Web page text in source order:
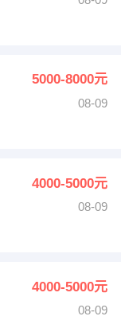
5000-8000元
08-09
4000-5000元
08-09
4000-5000元
08-09